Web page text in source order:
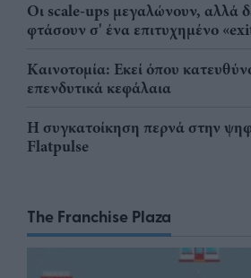
Οι scale-ups μεγαλώνουν, αλλά
φτάσουν σ' ένα επιτυχημένο
Καινοτομία: Εκεί όπου
επενδυτικά κεφάλαια
Η συγκατοίκηση περνά στην
Flatpulse
The Franchise Plaza